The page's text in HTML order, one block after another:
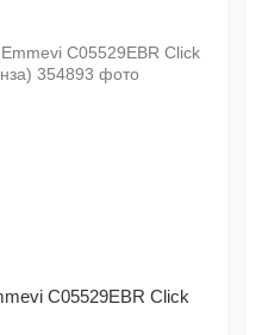
C05529EBR Click